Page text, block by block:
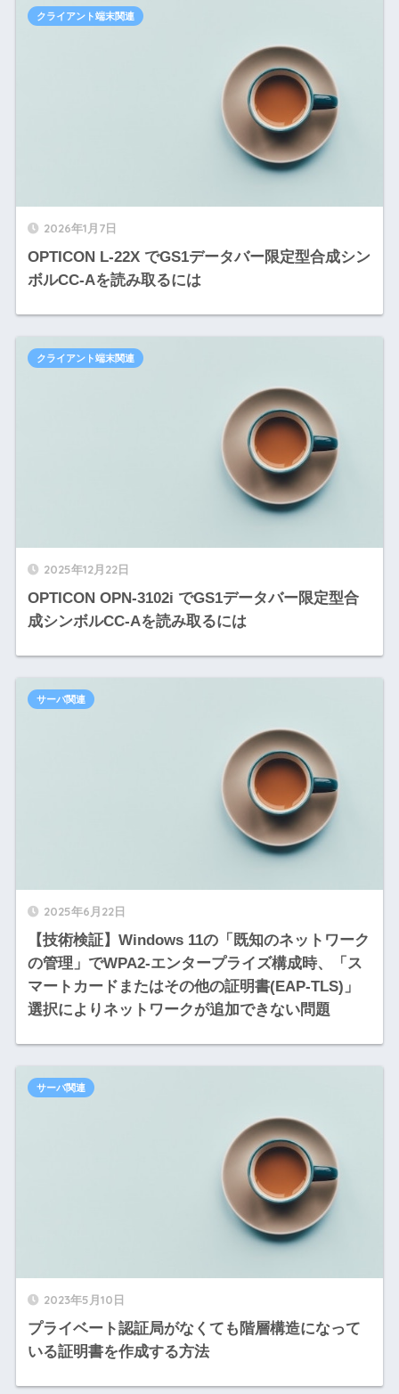
2026年1月7日
OPTICON L-22X でGS1データバー限定型合成シン
ボルCC-Aを読み取るには
クライアント端末関連
2025年12月22日
OPTICON OPN-3102i でGS1データバー限定型合
成シンボルCC-Aを読み取るには
クライアント端末関連
2025年6月22日
【技術検証】Windows 11の「既知のネットワーク
の管理」でWPA2-エンタープライズ構成時、「ス
マートカードまたはその他の証明書(EAP-TLS)」
選択によりネットワークが追加できない問題
サーバ関連
2023年5月10日
プライベート認証局がなくても階層構造になって
いる証明書を作成する方法
サーバ関連